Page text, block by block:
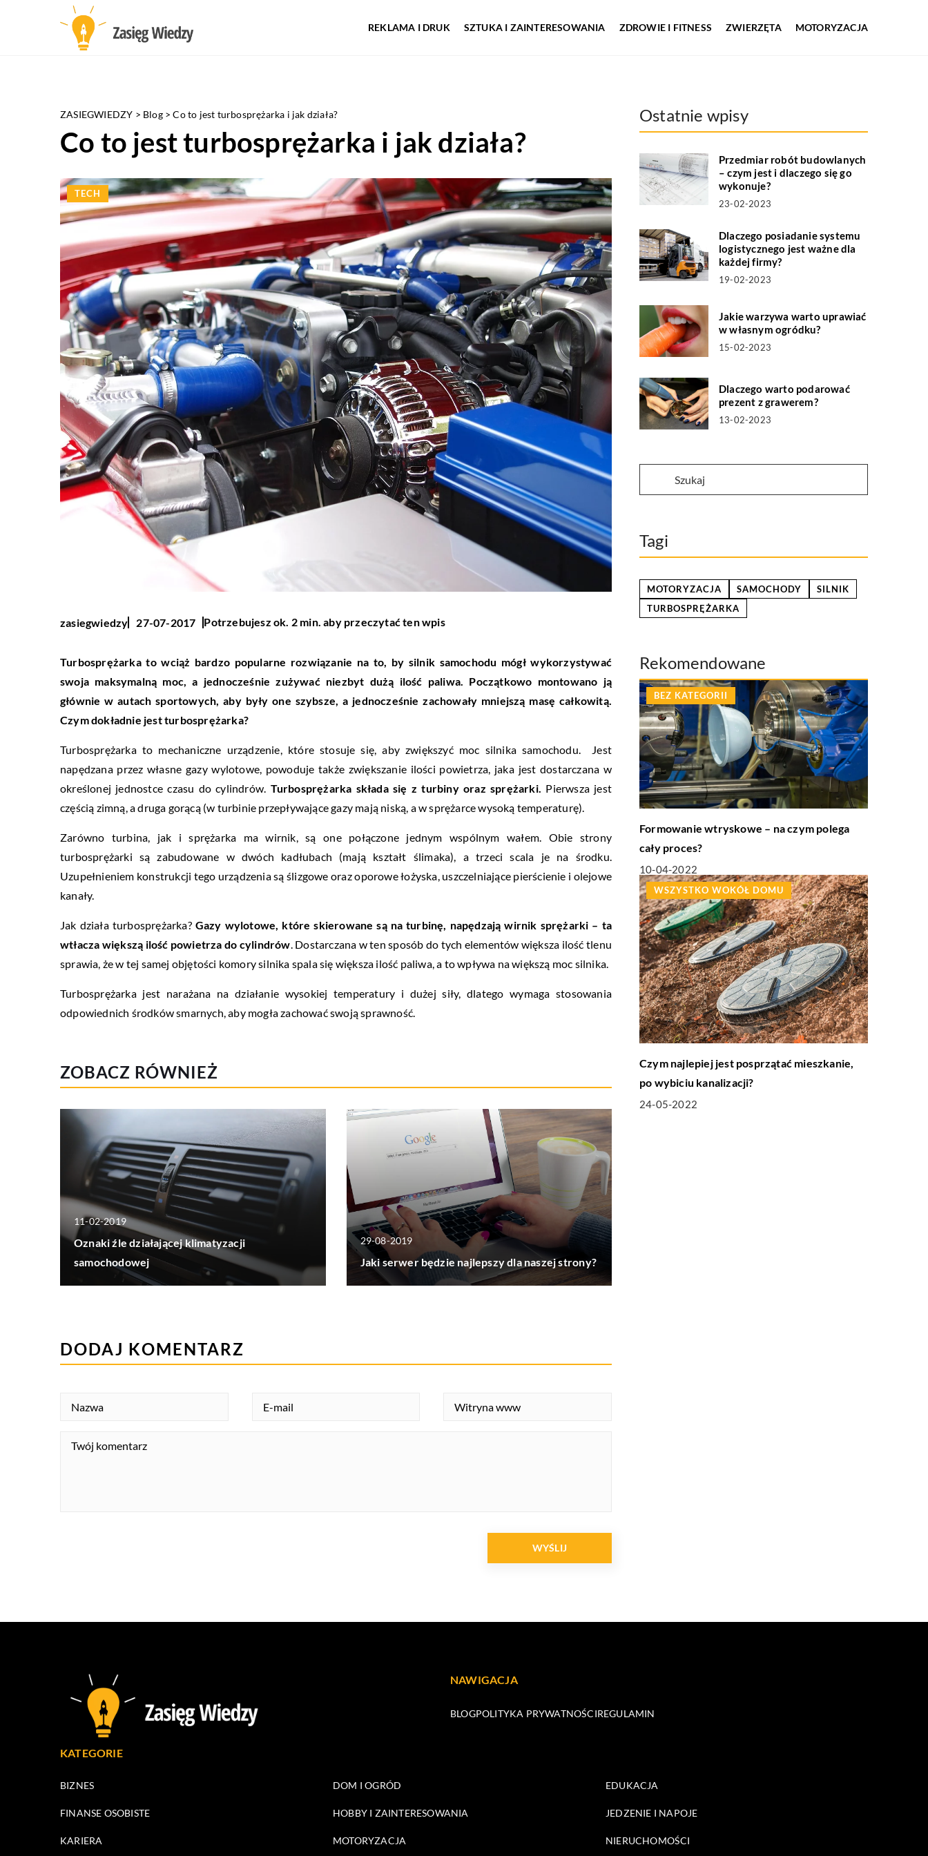
REKLAMA I DRUK SZTUKA I ZAINTERESOWANIA ZDROWIE I FITNESS ZWIERZĘTA MOTORYZACJA
ZASIEGWIEDZY > Blog>Co to jest turbosprężarka i jak działa?
Co to jest turbosprężarka i jak działa?
TECH
zasiegwiedzy 27-07-2017 Potrzebujesz ok. 2 min. aby przeczytać ten wpis
Turbosprężarka to wciąż bardzo popularne rozwiązanie na to, by silnik samochodu mógł wykorzystywać
swoja maksymalną moc, a jednocześnie zużywać niezbyt dużą ilość paliwa. Początkowo montowano ją
głównie w autach sportowych, aby były one szybsze, a jednocześnie zachowały mniejszą masę całkowitą.
Czym dokładnie jest turbosprężarka?
Turbosprężarka to mechaniczne urządzenie, które stosuje się, aby zwiększyć moc silnika samochodu. Jest
napędzana przez własne gazy wylotowe, powoduje także zwiększanie ilości powietrza, jaka jest dostarczana w
określonej jednostce czasu do cylindrów. Turbosprężarka składa się z turbiny oraz sprężarki. Pierwsza jest
częścią zimną, a druga gorącą (w turbinie przepływające gazy mają niską, a w sprężarce wysoką temperaturę).
Zarówno turbina, jak i sprężarka ma wirnik, są one połączone jednym wspólnym wałem. Obie strony
turbosprężarki są zabudowane w dwóch kadłubach (mają kształt ślimaka), a trzeci scala je na środku.
Uzupełnieniem konstrukcji tego urządzenia są ślizgowe oraz oporowe łożyska, uszczelniające pierścienie i olejowe
kanały.
Jak działa turbosprężarka? Gazy wylotowe, które skierowane są na turbinę, napędzają wirnik sprężarki – ta
wtłacza większą ilość powietrza do cylindrów. Dostarczana w ten sposób do tych elementów większa ilość tlenu
sprawia, że w tej samej objętości komory silnika spala się większa ilość paliwa, a to wpływa na większą moc silnika.
Turbosprężarka jest narażana na działanie wysokiej temperatury i dużej siły, dlatego wymaga stosowania
odpowiednich środków smarnych, aby mogła zachować swoją sprawność.
ZOBACZ RÓWNIEŻ
11-02-2019
Oznaki źle działającej klimatyzacji
samochodowej
29-08-2019
Jaki serwer będzie najlepszy dla naszej strony?
Ostatnie wpisy
Przedmiar robót budowlanych
– czym jest i dlaczego się go
wykonuje?
23-02-2023
Dlaczego posiadanie systemu
logistycznego jest ważne dla
każdej firmy?
19-02-2023
Jakie warzywa warto uprawiać
w własnym ogródku?
15-02-2023
Dlaczego warto podarować
prezent z grawerem?
13-02-2023
Tagi
MOTORYZACJA SAMOCHODY
SILNIK
TURBOSPRĘŻARKA
Rekomendowane
BEZ KATEGORII
Formowanie wtryskowe – na czym polega
cały proces?
10-04-2022
WSZYSTKO WOKÓŁ DOMU
Czym najlepiej jest posprzątać mieszkanie,
po wybiciu kanalizacji?
24-05-2022
DODAJ KOMENTARZ
NAWIGACJA
BLOGPOLITYKA PRYWATNOŚCIREGULAMIN
KATEGORIE
BIZNES DOM I OGRÓD EDUKACJA
FINANSE OSOBISTE HOBBY I ZAINTERESOWANIA JEDZENIE I NAPOJE
KARIERA MOTORYZACJA NIERUCHOMOŚCI